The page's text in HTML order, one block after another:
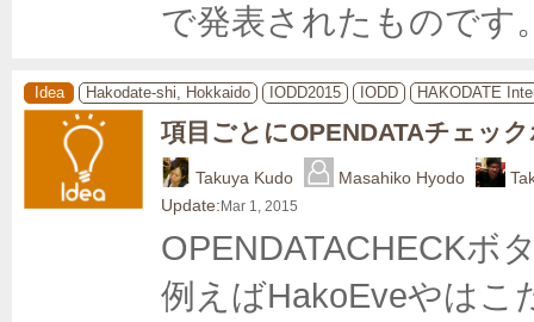
で発表されたものです
Idea Hakodate-shi, Hokkaido IODD2015 IODD HAKODATE
項目ごとにOPENDATAチェッ
Takuya Kudo Masahiko Hyodo
Update: Mar 1, 2015
OPENDATACHECKボ
例えばHakoEveやはこ